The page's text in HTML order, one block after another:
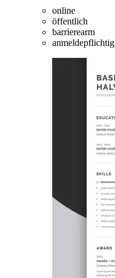
online
öffentlich
barrierearm
anmeldepflichtig